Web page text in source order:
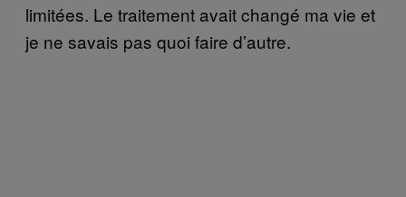
limitées. Le traitement avait changé ma vie et
je ne savais pas quoi faire d’autre.